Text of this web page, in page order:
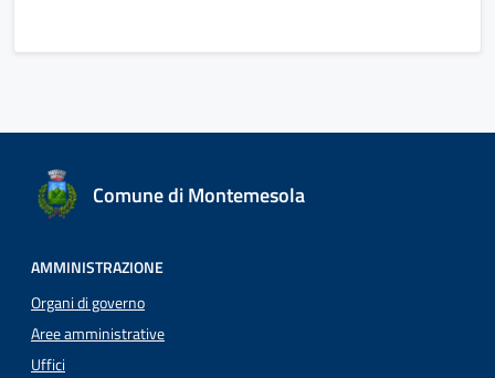
Comune di Montemesola
AMMINISTRAZIONE
Organi di governo
Aree amministrative
Uffici